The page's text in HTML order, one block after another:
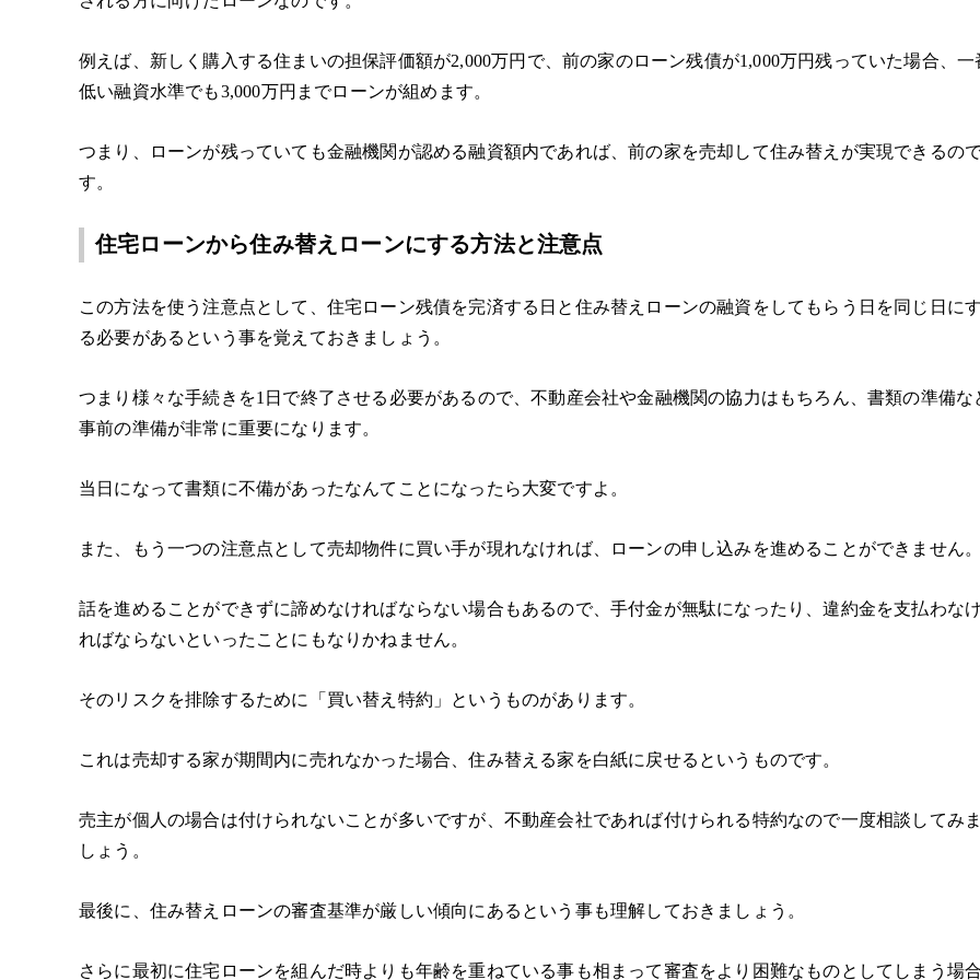
例えば、新しく購入する住まいの担保評価額が2,000万円で、前の家のローン残債が1,000万円残っていた場合、一
低い融資水準でも3,000万円までローンが組めます。
つまり、ローンが残っていても金融機関が認める融資額内であれば、前の家を売却して住み替えが実現できるの
す。
住宅ローンから住み替えローンにする方法と注意点
この方法を使う注意点として、住宅ローン残債を完済する日と住み替えローンの融資をしてもらう日を同じ日にす
る必要があるという事を覚えておきましょう。
つまり様々な手続きを1 日で終了させる必要があるので、不動産会社や金融機関の協力はもちろん、書類の準備な
事前の準備が非常に重要になります。
当日になって書類に不備があったなんてことになったら大変ですよ。
また、もう一つの注意点として売却物件に買い手が現れなければ、ローンの申し込みを進めることができません。
話を進めることができずに諦めなければならない場合もあるので、手付金が無駄になったり、違約金を支払わなけ
ればならないといったことにもなりかねません。
そのリスクを排除するために「買い替え特約」というものがあります。
これは売却する家が期間内に売れなかった場合、住み替える家を白紙に戻せるというものです。
売主が個人の場合は付けられないことが多いですが、不動産会社であれば付けられる特約なので一度相談してみま
しょう。
最後に、住み替えローンの審査基準が厳しい傾向にあるという事も理解しておきましょう。
さらに最初に住宅ローンを組んだ時よりも年齢を重ねている事も相まって審査をより困難なものとしてしまう場合